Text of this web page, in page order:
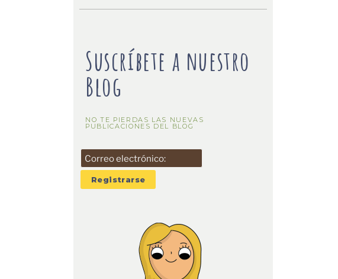
Suscríbete a nuestro
Blog
NO TE PIERDAS LAS NUEVAS
PUBLICACIONES DEL BLOG